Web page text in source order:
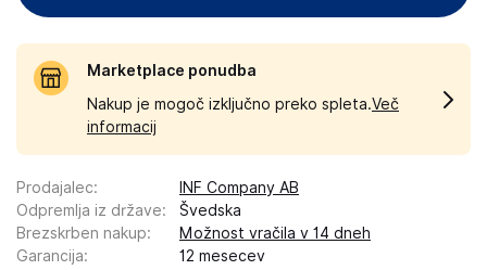
Marketplace ponudba
Nakup je mogoč izključno preko spleta.Več
informacij
Prodajalec:
INF Company AB
Odpremlja iz države:
Švedska
Brezskrben nakup:
Možnost vračila v 14 dneh
Garancija: 12 mesecev